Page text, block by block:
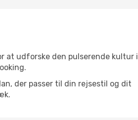
at udforske den pulserende kultur i
der passer til din rejsestil og dit